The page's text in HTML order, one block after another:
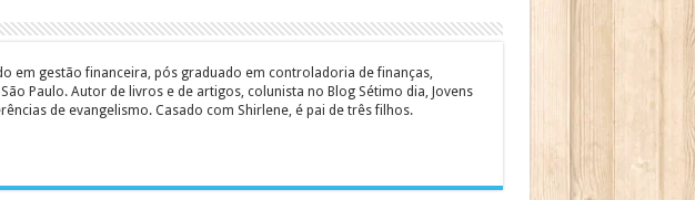
em gestão financeira, pós graduado em controladoria de finanças,
Paulo. Autor de livros e de artigos, colunista no Blog Sétimo dia, Jovens
de evangelismo. Casado com Shirlene, é pai de três filhos.